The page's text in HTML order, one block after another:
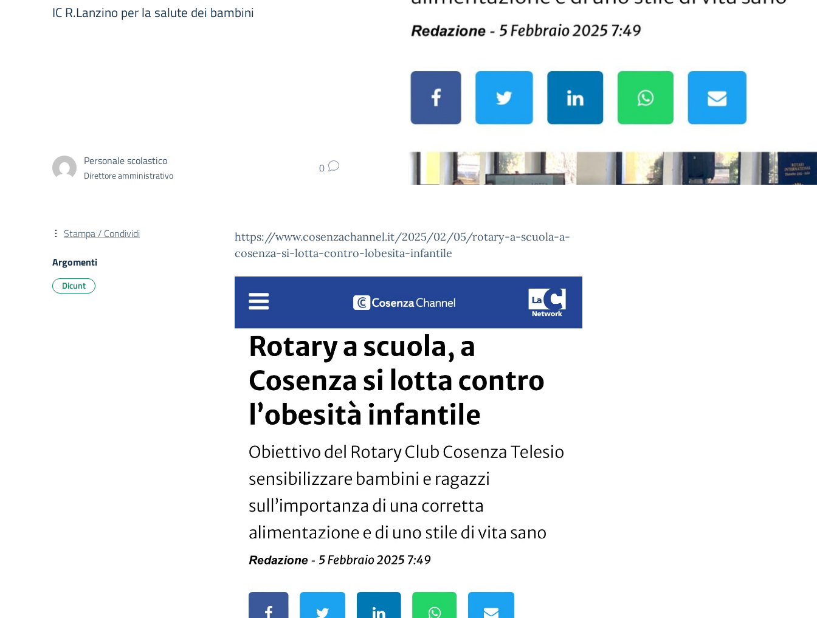
IC R.Lanzino per la salute dei bambini
Personale scolastico
Direttore amministrativo 0
https://www.cosenzachannel.it/2025/02/05/rotary-a-scuola-a-
cosenza-si-lotta-contro-lobesita-infantile
Stampa / Condividi
Argomenti
Dicunt